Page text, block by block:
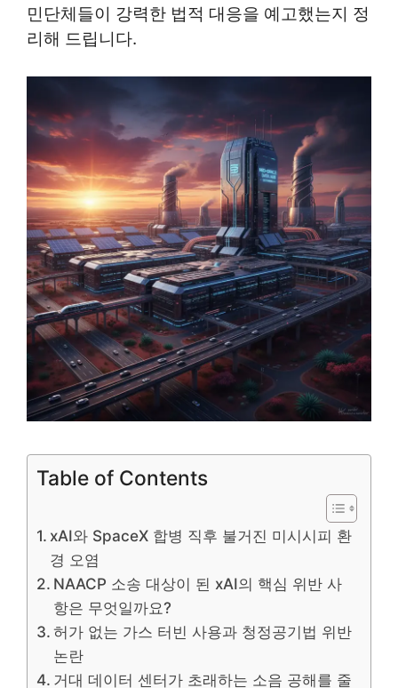
민단체들이 강력한 법적 대응을 예고했는지 정
리해 드립니다.
Table of Contents
xAI와 SpaceX 합병 직후 불거진 미시시피 환
경 오염
NAACP 소송 대상이 된 xAI의 핵심 위반 사
항은 무엇일까요?
허가 없는 가스 터빈 사용과 청정공기법 위반
논란
거대 데이터 센터가 초래하는 소음 공해를 줄